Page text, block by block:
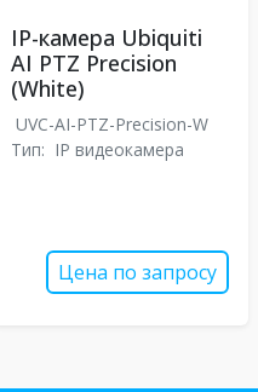
IP-камера Ubiquiti
AI PTZ Precision
(White)
UVC-AI-PTZ-Precision-W
Тип: IP видеокамера
Цена по запросу